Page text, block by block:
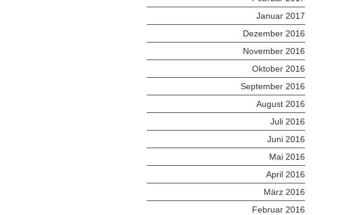
Januar 2017
Dezember 2016
November 2016
Oktober 2016
September 2016
August 2016
Juli 2016
Juni 2016
Mai 2016
April 2016
März 2016
Februar 2016